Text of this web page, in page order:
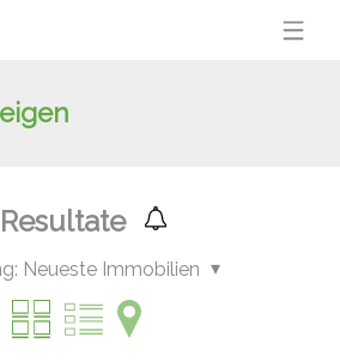
Neueste Immobilien